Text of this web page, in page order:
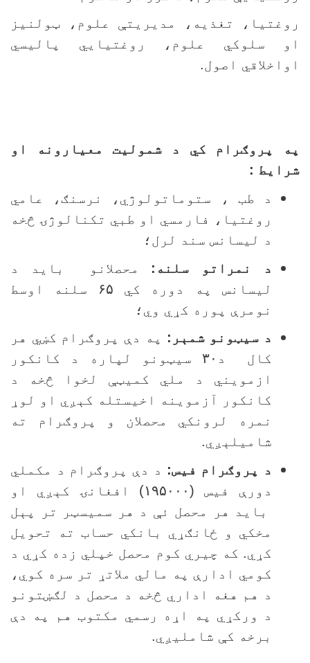
تغذيه، مديريتې علوم، ټولنيز
سلوکي علوم، روغتيايي پاليسي
اصول.
پروګرام کي د شموليت معيارونه او
:
د طب ، ستوماتولوژي، نرسنګ، عامي
روغتيا، فارمسي او طبي تکنالوژۍ څخه
د ليسانس سند لرل؛
د نمراتو سلنه: محصلانو بايد د
ليسانس په دوره کي۶۵
سلنه اوسط
نومرې پوره کړي وي؛
د سيټونو شمېر:په دې پروګرام کښي هر
کال د
۳۰ سيټونو لپاره د کانکور
ازمويني د ملي کميټې لخوا څخه د
کانکور آزموينه اخيستله کېږي او لوړ
نمره لرونکي محصلان و پروګرام ته
شاميلېږي.
د پروګرام فيس: د دې پروګرام د مکملي
دورې فيس (۱۹۵۰۰۰)
افغانۍ کېږي او
بايد هر محصل ئې د هر سمیسټر تر پېل
مخکي و ځانګړي بانکي حساب ته تحويل
کړي. که چيري کوم محصل خپلي زده کړي د
کومي ادارې په مالي ملاتړ تر سره کوي،
د هم هغه اداري څخه د محصل د لګښتونو
د ورکړي په اړه رسمي مکتوب هم په دې
برخه کې شامليږي.